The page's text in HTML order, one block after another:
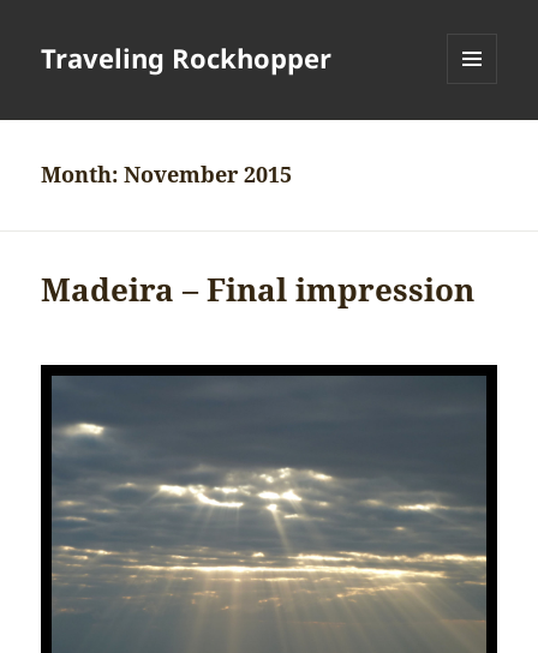
Traveling Rockhopper
Month:November 2015
Madeira – Final impression